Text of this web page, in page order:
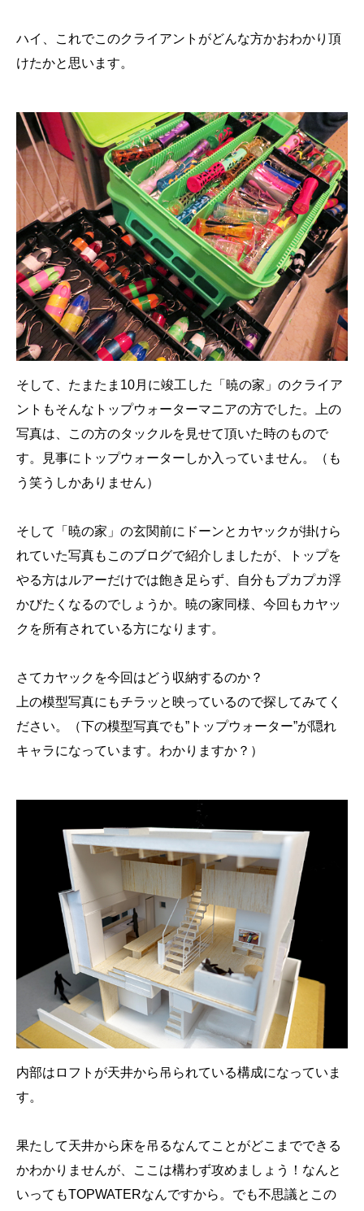
ハイ、これでこのクライアントがどんな方かおわかり頂
けたかと思います。
そして、たまたま10月に竣工した「暁の家」のクライア
ントもそんなトップウォーターマニアの方でした。上の
写真は、この方のタックルを見せて頂いた時のもので
す。見事にトップウォーターしか入っていません。（も
う笑うしかありません）
そして「暁の家」の玄関前にドーンとカヤックが掛けら
れていた写真もこのブログで紹介しましたが、トップを
やる方はルアーだけでは飽き足らず、自分もプカプカ浮
かびたくなるのでしょうか。暁の家同様、今回もカヤッ
クを所有されている方になります。
さてカヤックを今回はどう収納するのか？
上の模型写真にもチラッと映っているので探してみてく
ださい。（下の模型写真でも”トップウォーター”が隠れ
キャラになっています。わかりますか？）
内部はロフトが天井から吊られている構成になっていま
す。
果たして天井から床を吊るなんてことがどこまでできる
かわかりませんが、ここは構わず攻めましょう！なんと
いってもTOPWATERなんですから。でも不思議とこの